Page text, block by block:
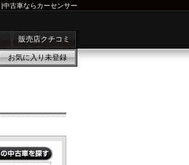
|中古車ならカーセンサー
販売店クチコミ
お気に入り未登録